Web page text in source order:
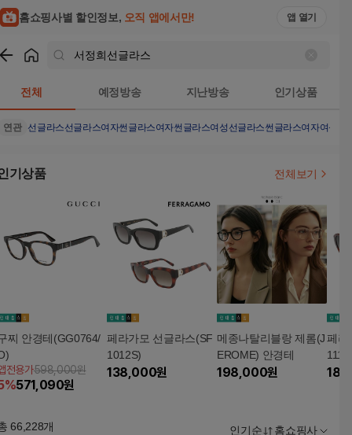
홈쇼핑사별 할인정보, 오직 앱에서만! 앱 열기
전체 예정방송 지난방송 인기상품
연관 선글라스선글라스여자썬글라스여자썬글라스여성선글라스썬글라스여자여성썬
기상품 전체보기
찌 안경테(GG0764/
전용가598,000원
%571,090원
페라가모 선글라스(SF
1012S)
138,000원
메종나탈리블랑 제롬(J
EROME) 안경테
198,000원
페라
66,228개 인기순 홈쇼핑사